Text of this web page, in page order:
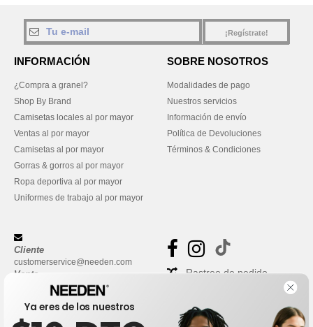
¡Regístrate!
INFORMACIÓN
¿Compra a granel?
Shop By Brand
Camisetas locales al por mayor
Ventas al por mayor
Camisetas al por mayor
Gorras & gorros al por mayor
Ropa deportiva al por mayor
Uniformes de trabajo al por mayor
SOBRE NOSOTROS
Modalidades de pago
Nuestros servicios
Información de envío
Política de Devoluciones
Términos & Condiciones
Cliente
customerservice@needen.com
Venta
sales@needen.com
Rastreo de pedido
Ya eres de los nuestros